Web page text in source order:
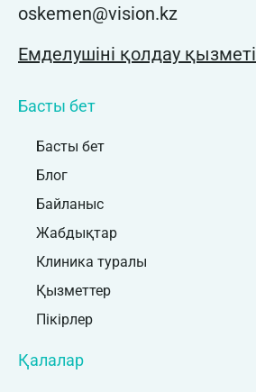
oskemen@vision.kz
Емделушіні қолдау қызметі
Басты бет
Басты бет
Блог
Байланыс
Жабдықтар
Клиника туралы
Қызметтер
Пікірлер
Қалалар